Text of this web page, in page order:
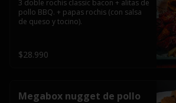
3 doble rochis classic bacon + alitas de
pollo BBQ. + papas rochis (con salsa
de queso y tocino).
$28.990
Megabox nugget de pollo